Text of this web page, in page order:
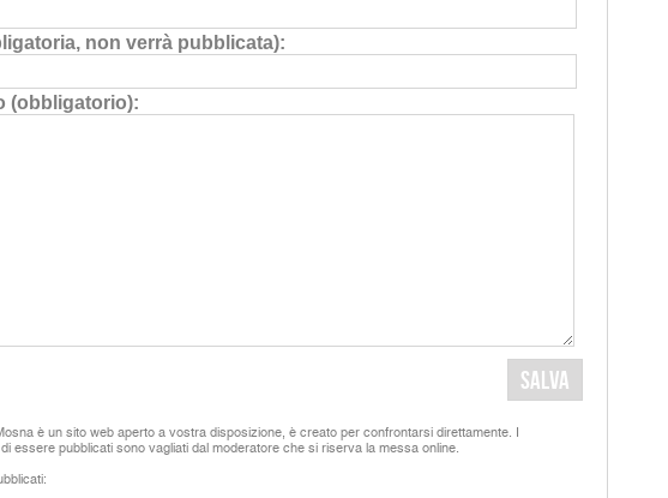
non verrà pubblicata):
(obbligatorio):
è un sito web aperto a vostra disposizione, è creato per confrontarsi direttamente. I
essere pubblicati sono vagliati dal moderatore che si riserva la messa online.